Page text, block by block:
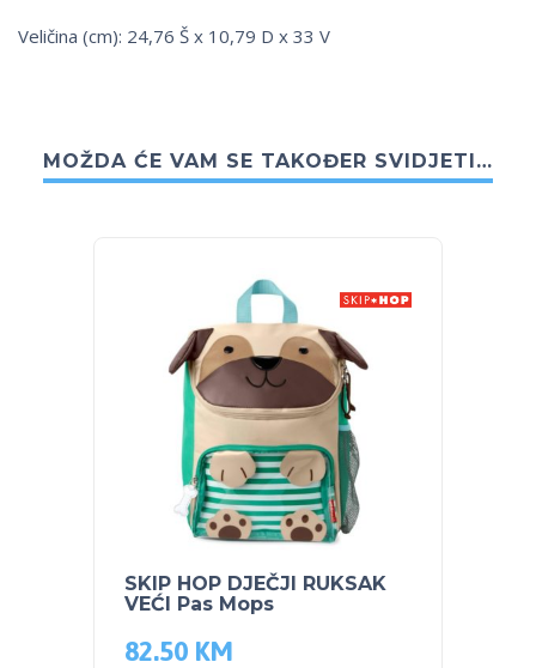
Veličina (cm): 24,76 Š x 10,79 D x 33 V
MOŽDA ĆE VAM SE TAKOĐER SVIDJETI…
SKIP HOP DJEČJI RUKSAK
VEĆI Pas Mops
82.50 KM